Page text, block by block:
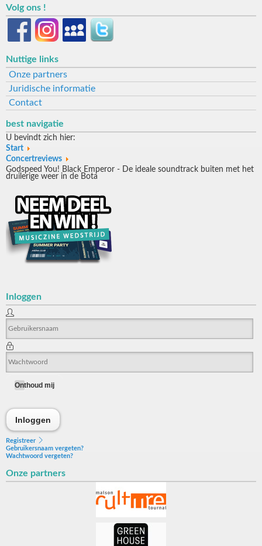
Volg ons !
Nuttige links
Onze partners
Juridische informatie
Contact
best navigatie
U bevindt zich hier:
Start
Concertreviews
Godspeed You! Black Emperor - De ideale soundtrack buiten met het
druilerige weer in de Bota
Inloggen
Onthoud mij
Inloggen
Registreer
Gebruikersnaam vergeten?
Wachtwoord vergeten?
Onze partners